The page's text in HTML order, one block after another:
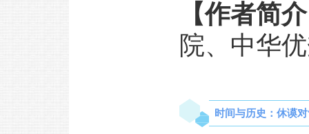
【作者简
院、中华
时间与历史：休谟